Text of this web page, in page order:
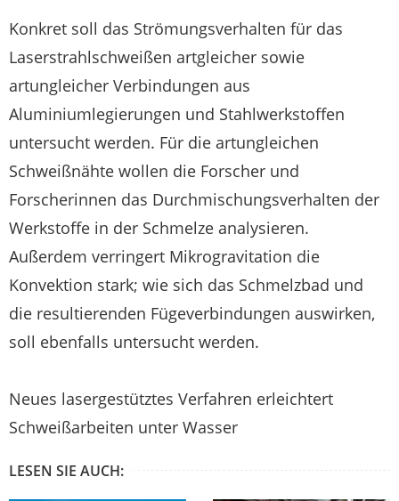
Konkret soll das Strömungsverhalten für das
Laserstrahlschweißen artgleicher sowie
artungleicher Verbindungen aus
Aluminiumlegierungen und Stahlwerkstoffen
untersucht werden. Für die artungleichen
Schweißnähte wollen die Forscher und
Forscherinnen das Durchmischungsverhalten der
Werkstoffe in der Schmelze analysieren.
Außerdem verringert Mikrogravitation die
Konvektion stark; wie sich das Schmelzbad und
die resultierenden Fügeverbindungen auswirken,
soll ebenfalls untersucht werden.
Neues lasergestütztes Verfahren erleichtert
Schweißarbeiten unter Wasser
LESEN SIE AUCH: